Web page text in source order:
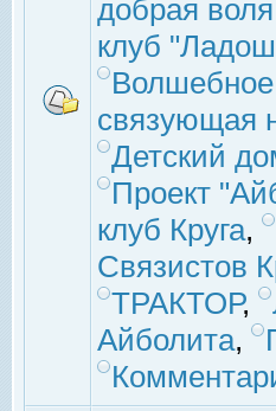
добрая
клуб
связующая
Детский
Проект
клуб Круга,
Связистов
ТРАКТОР,
Айболита,